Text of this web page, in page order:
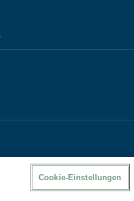
Cookie-Einstellungen